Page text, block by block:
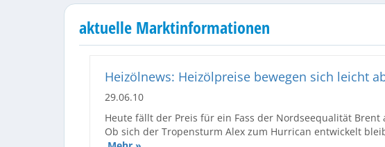
aktuelle Marktinformationen
Heizölnews: Heizölpreise bewegen sich leicht
29.06.10
Heute fällt der Preis für ein Fass der Nordseequalität
Ob sich der Tropensturm Alex zum Hurrican entwickelt